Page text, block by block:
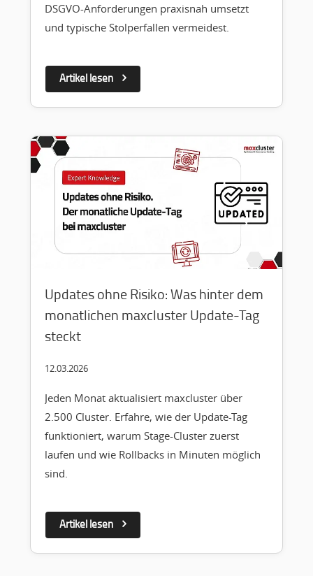
DSGVO-Anforderungen praxisnah umsetzt
und typische Stolperfallen vermeidest.
Artikel lesen
Updates ohne Risiko: Was hinter dem
monatlichen maxcluster Update-Tag
steckt
12.03.2026
Jeden Monat aktualisiert maxcluster über
2.500 Cluster. Erfahre, wie der Update-Tag
funktioniert, warum Stage-Cluster zuerst
laufen und wie Rollbacks in Minuten möglich
sind.
Artikel lesen